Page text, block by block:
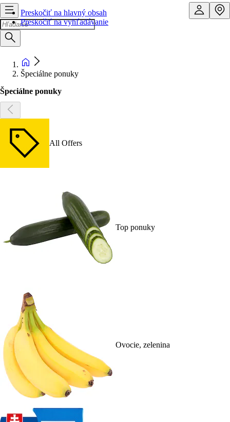
Preskočiť na hlavný obsah
Preskočiť na vyhľadávanie
Špeciálne ponuky
Špeciálne ponuky
All Offers
Top ponuky
Ovocie, zelenina